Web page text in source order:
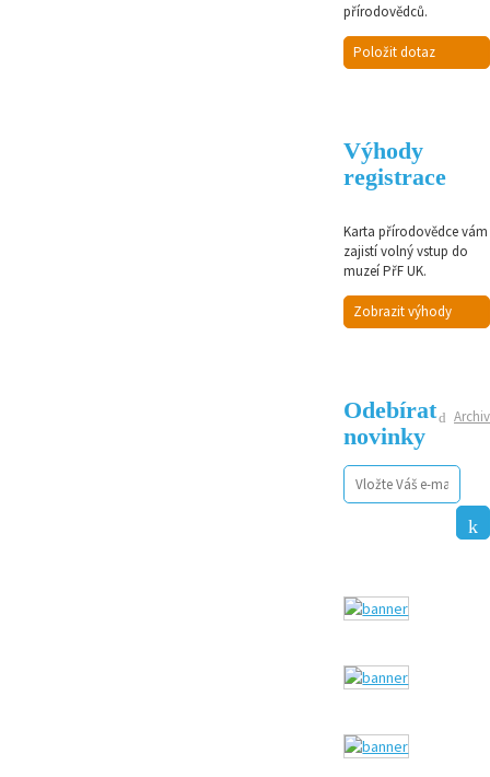
přírodovědců.
Položit dotaz
Výhody
registrace
Karta přírodovědce vám
zajistí volný vstup do
muzeí PřF UK.
Zobrazit výhody
Archiv
Odebírat
novinky